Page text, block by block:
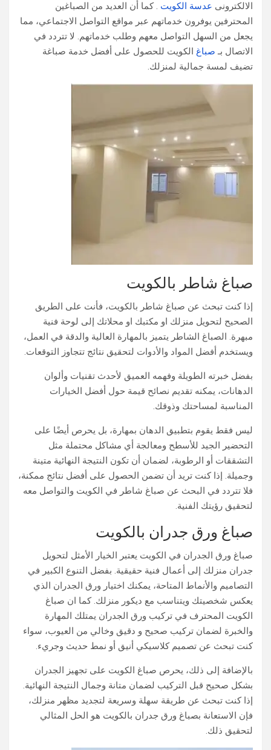
الالكترونى عدسة الكويت . كما أن العديد من الصباغين
المحترفين يوفرون خدماتهم عبر مواقع التواصل الاجتماعي، مما
يجعل من السهل التواصل معهم وطلب خدماتهم. لا تتردد في
الاتصال بـ صباغ الكويت للحصول على أفضل خدمة صباغة
تضيف لمسة جمالية لمنزلك.
صباغ شاطر بالكويت
إذا كنت تبحث عن صباغ شاطر بالكويت، فأنت على الطريق
الصحيح لتحويل منزلك او مكتبك او محلاتك إلى لوحة فنية
مبهرة. الصباغ الشاطر يتميز بالمهارة العالية والدقة في العمل،
ويستخدم أفضل المواد والأدوات لتحقيق نتائج تتجاوز التوقعات.
بفضل خبرته الطويلة وفهمه العميق لأحدث تقنيات وألوان
الدهانات، يمكنه تقديم نصائح قيمة حول أفضل الخيارات
المناسبة لمساحتك وذوقك.
ليس فقط يقوم بتطبيق الدهان بمهارة، بل يحرص أيضًا على
التحضير الجيد للأسطح ومعالجة أي مشاكل محتملة مثل
التشققات أو الرطوبة، لضمان أن تكون النتيجة النهائية متينة
وجميلة. إذا كنت تريد أن تضمن الحصول على أفضل نتائج ممكنة،
فلا تتردد في البحث عن صباغ شاطر في الكويت والتواصل معه
لتحقيق رؤيتك الفنية.
صباغ ورق جدران بالكويت
صباغ ورق الجدران في الكويت يعتبر الخيار الأمثل لتحويل
جدران منزلك إلى أعمال فنية حقيقية. بفضل التنوع الكبير في
التصاميم والأنماط المتاحة، يمكنك اختيار ورق الجدران الذي
يعكس شخصيتك ويتناسب مع ديكور منزلك. كما ان صباغ
الكويت المحترف في تركيب ورق الجدران يمتلك المهارة
والخبرة لضمان تركيب صحيح و دقيق وخالي من العيوب، سواء
كنت تبحث عن تصميم كلاسيكي أنيق أو نمط حديث وجريء.
بالإضافة إلى ذلك، يحرص صباغ الكويت على تجهيز الجدران
بشكل صحيح قبل التركيب لضمان متانة وجمال النتيجة النهائية.
إذا كنت تبحث عن طريقة سهلة وسريعة لتجديد مظهر منزلك،
فإن الاستعانة بصباغ ورق جدران بالكويت هو الحل المثالي
لتحقيق ذلك.